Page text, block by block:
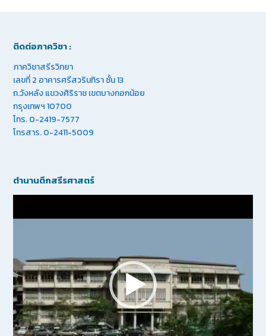
ติดต่อภาควิชา :
ภาควิชาสรีรวิทยา
เลขที่ 2 อาคารศรีสวรินทิรา ชั้น 13
ถ.วังหลัง แขวงศิริราช เขตบางกอกน้อย
กรุงเทพฯ 10700
โทร. 0-2419-7577
โทรสาร. 0-2411-5009
ตำนานตึกสรีรศาสตร์